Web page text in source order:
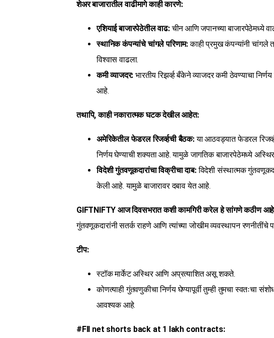
शेअर बाजारातील वाढीमागे काही कारणे:
एशियाई बाजारपेठेतील वाढ:चीन आणि जपानच्या बाजारपेठेमध्ये
स्थानिक कंपन्यांचे चांगले परिणाम:काही प्रमुख कंपन्यांनी चांगले
विश्वास वाढला.
कमी व्याजदर: भारतीय रिझर्व्ह बँकेने व्याजदर कमी ठेवण्याचा
आहे.
तथापि, काही नकारात्मक घटक देखील आहेत:
अमेरिकेतील फेडरल रिजर्व्हची बैठक:या आठवड्यात फेडरल
निर्णय घेण्याची शक्यता आहे. यामुळे जागतिक बाजारपेठेमध्ये
विदेशी गुंतवणूकदारांचा विक्रीचा दाब:विदेशी संस्थात्मक
केली आहे. यामुळे बाजारावर दबाव येत आहे.
GIFTNIFTY आज दिवसभरात कशी कामगिरी करेल हे सांगणे कठीण
गुंतवणूकदारांनी सतर्क राहणे आणि त्यांच्या जोखीम व्यवस्थापन
टीप:
स्टॉक मार्केट अस्थिर आणि अप्रत्याशित असू शकते.
कोणत्याही गुंतवणुकीचा निर्णय घेण्यापूर्वी तुम्ही तुमचा स्वतःचा
आवश्यक आहे.
#FII net shorts back at 1 lakh contracts: